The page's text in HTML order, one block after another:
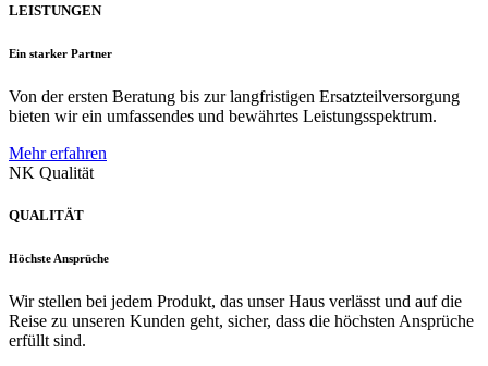
LEISTUNGEN
Ein starker Partner
Von der ersten Beratung bis zur langfristigen Ersatzteilversorgung
bieten wir ein umfassendes und bewährtes Leistungsspektrum.
Mehr erfahren
NK Qualität
QUALITÄT
Höchste Ansprüche
Wir stellen bei jedem Produkt, das unser Haus verlässt und auf die
Reise zu unseren Kunden geht, sicher, dass die höchsten Ansprüche
erfüllt sind.